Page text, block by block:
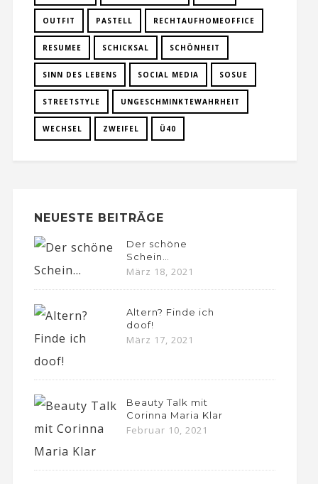
OUTFIT PASTELL RECHTAUFHOMEOFFICE
RESUMEE SCHICKSAL SCHÖNHEIT
SINN DES LEBENS SOCIAL MEDIA SOSUE
STREETSTYLE UNGESCHMINKTEWAHRHEIT
WECHSEL ZWEIFEL Ü40
NEUESTE BEITRÄGE
Der schöne
Schein…
März 18, 2021
Altern? Finde ich
doof!
März 17, 2021
Beauty Talk mit
Corinna Maria Klar
Februar 10, 2021